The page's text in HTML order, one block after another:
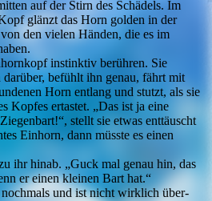
auf der Stirn des Schädels. Im
glänzt das Horn golden in der
den vielen Händen, die es im
instinktiv berühren. Sie
befühlt ihn genau, fährt mit
Horn entlang und stutzt, als sie
Kopfes ertastet. „Das ist ja eine
stellt sie etwas enttäuscht
Einhorn, dann müsste es einen
ihr hinab. „Guck mal genau hin, das
er einen kleinen Bart hat.“
und ist nicht wirklich über-